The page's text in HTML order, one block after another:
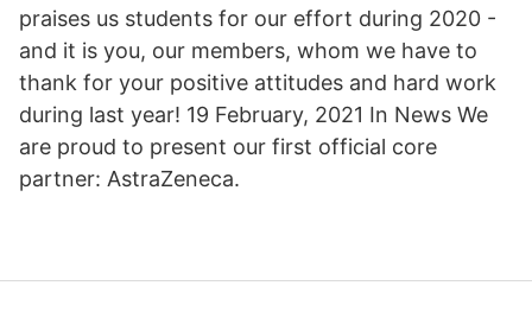
praises us students for our effort during 2020 -
and it is you, our members, whom we have to
thank for your positive attitudes and hard work
during last year! 19 February, 2021 In News We
are proud to present our first official core
partner: AstraZeneca.